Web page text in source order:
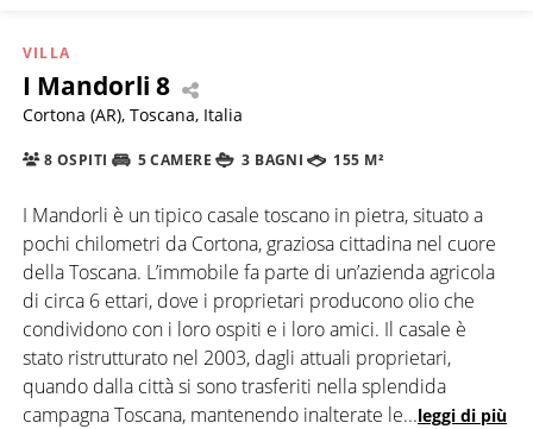
VILLA
I Mandorli 8
Cortona (AR), Toscana, Italia
8 OSPITI 5 CAMERE 3 BAGNI 155 M²
I Mandorli è un tipico casale toscano in pietra, situato a
pochi chilometri da Cortona, graziosa cittadina nel cuore
della Toscana. L’immobile fa parte di un’azienda agricola
di circa 6 ettari, dove i proprietari producono olio che
condividono con i loro ospiti e i loro amici. Il casale è
stato ristrutturato nel 2003, dagli attuali proprietari,
quando dalla città si sono trasferiti nella splendida
campagna Toscana, mantenendo inalterate le...leggi di più